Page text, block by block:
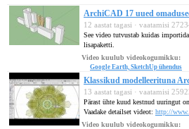
ArchiCAD 17 uued
12 aastat tagasi · vaatamisi
See video tutvustab kuidas
lisapaketti.
Video kuulub videokogumikku:
Google Earth, SketchUp ühendus
Klassikud modelleerituna
13 aastat tagasi · vaatamisi
Pärast ühte kuud kestnud uuringut
Vaadake detailset videot: http://
Video kuulub videokogumikku: